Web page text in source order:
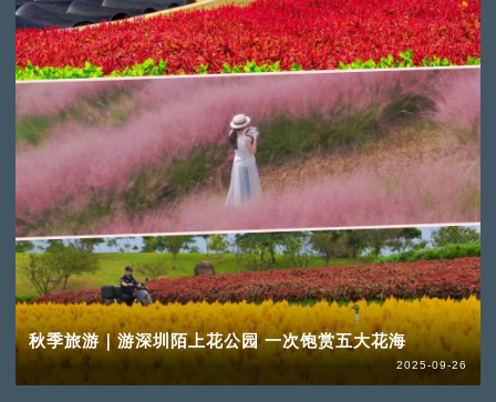
秋季旅游｜游深圳陌上花公园 一次饱赏五大花海
2025-09-26